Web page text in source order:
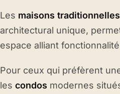
Les maisons traditionnelles
architectural unique,
espace alliant
Pour ceux qui préfèrent
les condos modernes